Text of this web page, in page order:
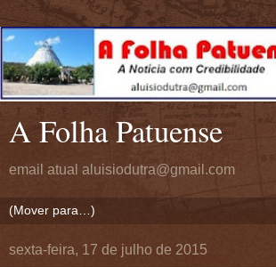
A Folha Patuense
email atual aluisiodutra@gmail.com
sexta-feira, 17 de julho de 2015